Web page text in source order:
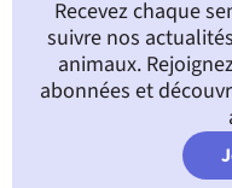
Recevez chaque
suivre nos
animaux.
abonnées et